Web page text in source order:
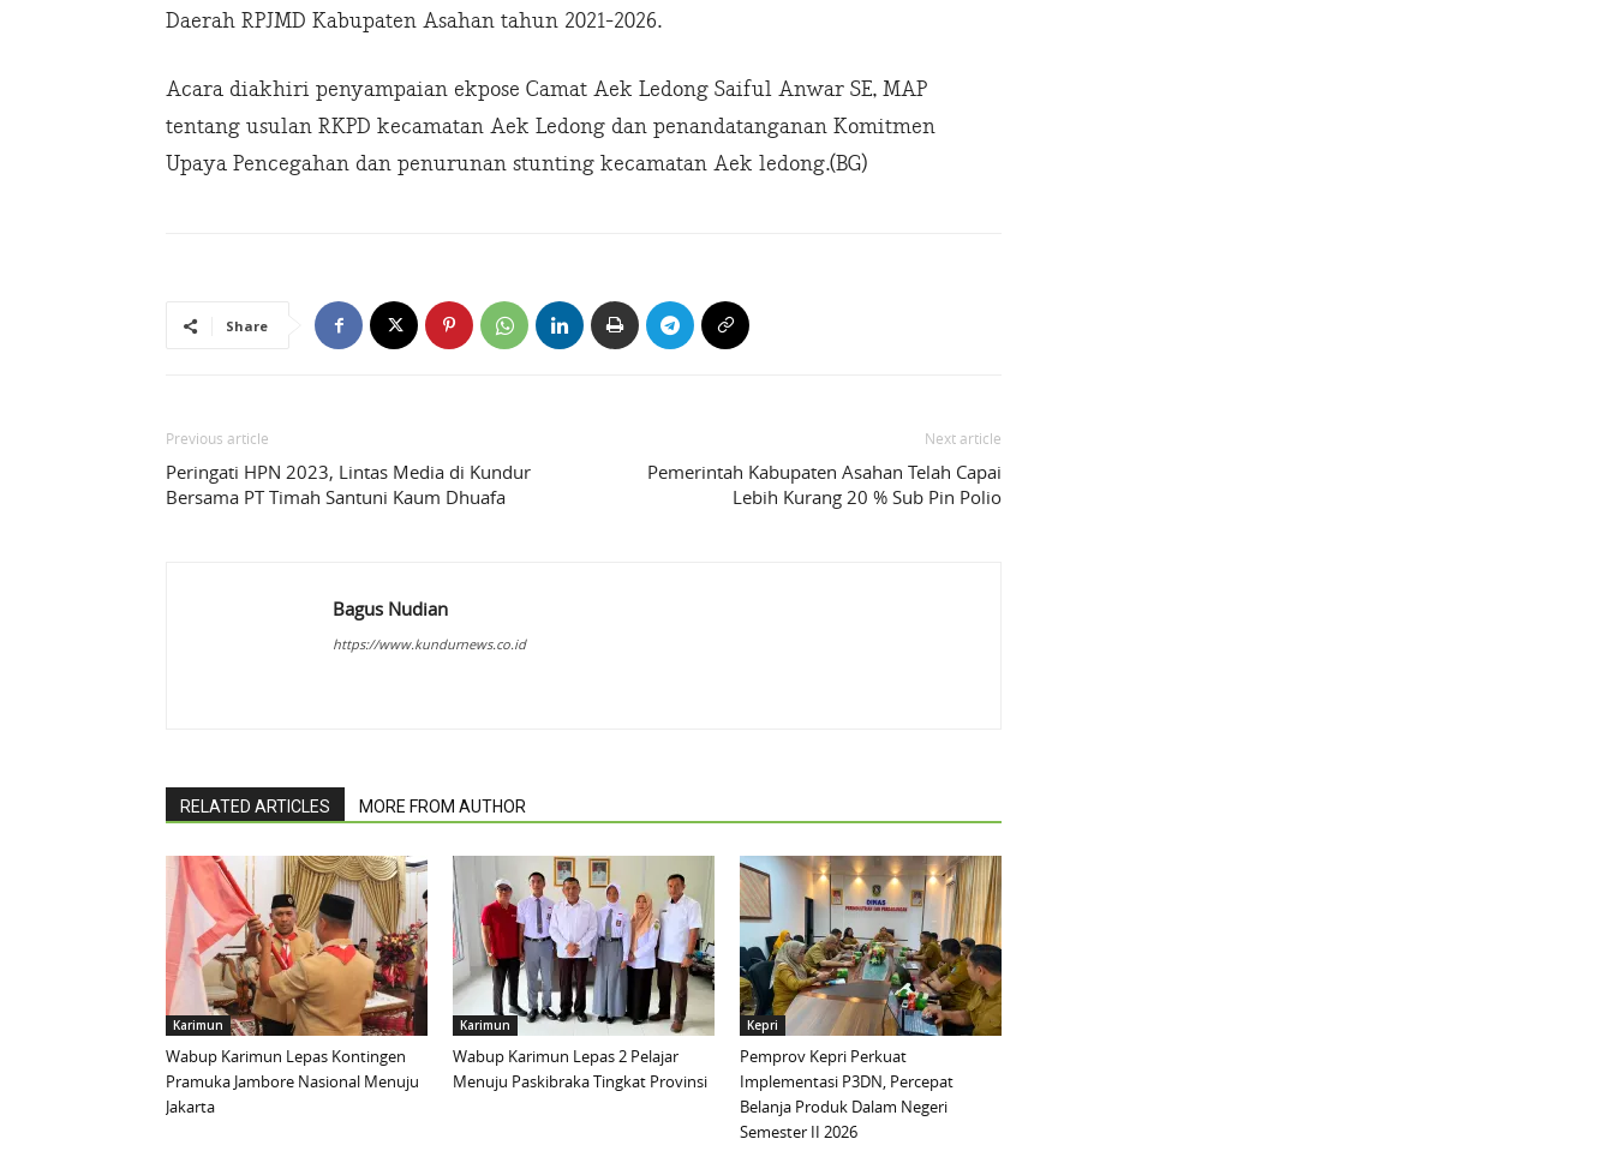
Daerah RPJMD Kabupaten Asahan tahun 2021-2026.
Acara diakhiri penyampaian ekpose Camat Aek Ledong Saiful Anwar SE, MAP
tentang usulan RKPD kecamatan Aek Ledong dan penandatanganan Komitmen
Upaya Pencegahan dan penurunan stunting kecamatan Aek ledong.(BG)
Share
Previous article
Peringati HPN 2023, Lintas Media di Kundur
Bersama PT Timah Santuni Kaum Dhuafa
Next article
Pemerintah Kabupaten Asahan Telah Capai
Lebih Kurang 20 % Sub Pin Polio
Bagus Nudian
https://www.kundurnews.co.id
RELATED ARTICLES MORE FROM AUTHOR
Karimun
Wabup Karimun Lepas Kontingen
Pramuka Jambore Nasional Menuju
Jakarta
Karimun
Wabup Karimun Lepas 2 Pelajar
Menuju Paskibraka Tingkat Provinsi
Kepri
Pemprov Kepri Perkuat
Implementasi P3DN, Percepat
Belanja Produk Dalam Negeri
Semester II 2026